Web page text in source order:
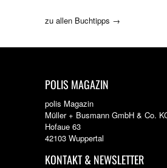
zu allen Buchtipps →
POLIS MAGAZIN
polis Magazin
Müller + Busmann GmbH & Co.
Hofaue 63
42103 Wuppertal
KONTAKT & NEWSLETTER